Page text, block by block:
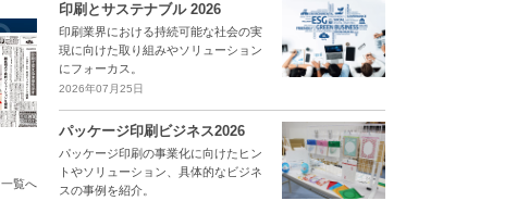
一覧へ
印刷とサステナブル 2026
印刷業界における持続可能な社会の実
現に向けた取り組みやソリューション
にフォーカス。
2026年07月25日
パッケージ印刷ビジネス2026
パッケージ印刷の事業化に向けたヒン
トやソリューション、具体的なビジネ
スの事例を紹介。